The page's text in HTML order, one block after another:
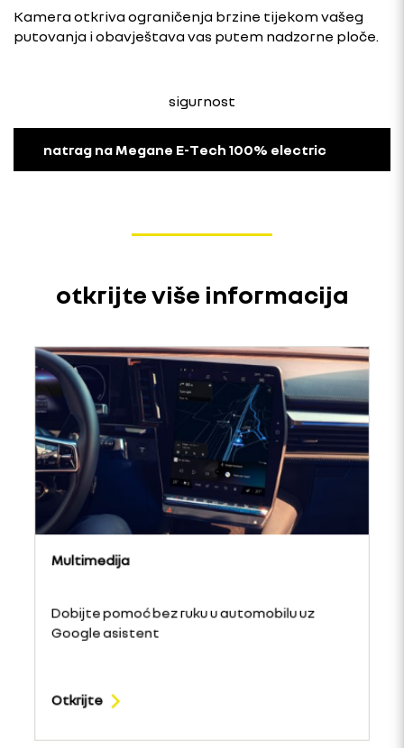
Kamera otkriva ograničenja brzine tijekom vašeg
putovanja i obavještava vas putem nadzorne ploče.
sigurnost
natrag na Megane E-Tech 100% electric
otkrijte više informacija
Multimedija
Dobijte pomoć bez ruku u automobilu uz
Google asistent
Otkrijte